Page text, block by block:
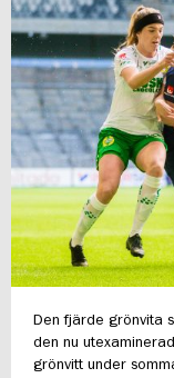
Den fjärde grönvita
den nu
grönvitt under